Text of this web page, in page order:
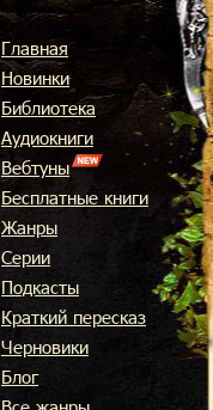
Главная
Новинки
Библиотека
Аудиокниги
Вебтуны
Бесплатные книги
Жанры
Cерии
Подкасты
Краткий пересказ
Черновики
Блог